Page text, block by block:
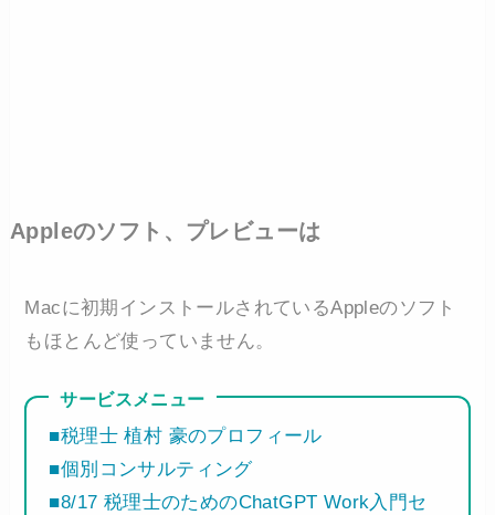
Appleのソフト、プレビューは
Macに初期インストールされているAppleのソフト
もほとんど使っていません。
サービスメニュー
■税理士 植村 豪のプロフィール
■個別コンサルティング
■8/17 税理士のためのChatGPT Work入門セ